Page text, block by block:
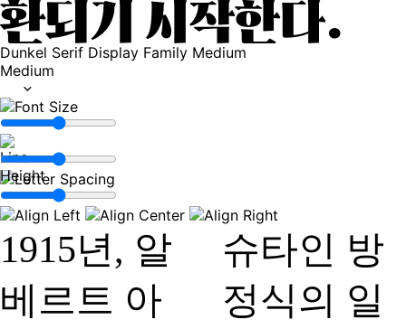
환되기 시작한다.
Dunkel Serif Display Family Medium
Medium
1915년, 알
베르트 아
슈타인 방
정식의 일